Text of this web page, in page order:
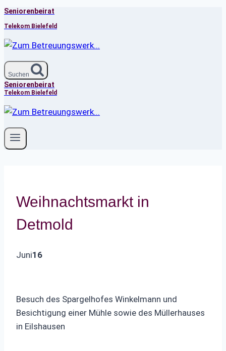
Zum
Inhalt
springen
Seniorenbeirat
Telekom Bielefeld
Suchen
Seniorenbeirat
Telekom Bielefeld
Weihnachtsmarkt in
Detmold
Juni16
Besuch des Spargelhofes Winkelmann und
Besichtigung einer Mühle sowie des Müllerhauses
in Eilshausen